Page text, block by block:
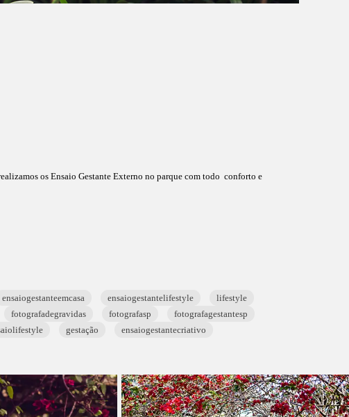
os Ensaio Gestante Externo no parque com todo conforto e
ensaiogestanteemcasa ensaiogestantelifestyle
lifestyle
fotografadegravidas fotografasp
fotografagestantesp
gestação
ensaiogestantecriativo